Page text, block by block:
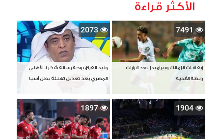
الأكثر قراءة
7491
إيقافات الزمالك وبيراميدز بعد قرارات
رابطة الأندية
2073
وليد الفراج يوجه رسالة شكر لـ الأهلي
المصري بعد تعديل تهنئة بطل آسيا
1904
1897